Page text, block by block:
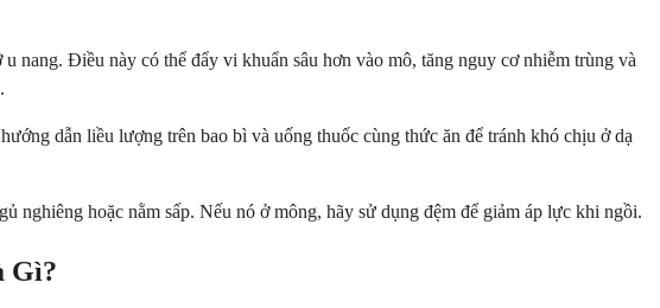
nang. Điều này có thể đẩy vi khuẩn sâu hơn vào mô, tăng nguy cơ nhiễm trùng và
dẫn liều lượng trên bao bì và uống thuốc cùng thức ăn để tránh khó chịu ở dạ
nghiêng hoặc nằm sấp. Nếu nó ở mông, hãy sử dụng đệm để giảm áp lực khi ngồi.
Gì?